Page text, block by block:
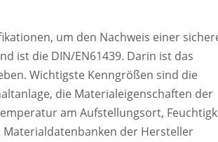
um den Nachweis einer
ist die DIN/EN61439. Darin ist das
Wichtigste Kenngrößen sind die
die Materialeigenschaften der
am Aufstellungsort,
der Hersteller